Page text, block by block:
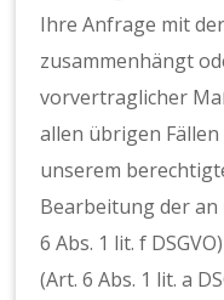
Ihre Anfrage mit
zusammenhängt
vorvertraglicher
allen übrigen
unserem
Bearbeitung der
6 Abs. 1 lit. f
(Art. 6 Abs. 1 lit. a